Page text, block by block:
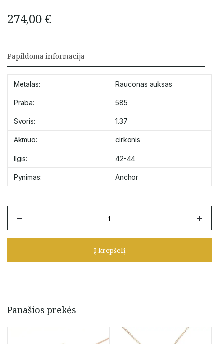
274,00 €
Papildoma informacija
Metalas: Raudonas auksas
Praba: 585
Svoris: 1.37
Akmuo: cirkonis
Ilgis: 42-44
Pynimas: Anchor
Minimalistinė
su
42-
44
Į krepšelį
Panašios prekės